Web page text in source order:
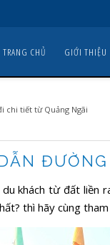
TRANG CHỦ GIỚI THIỆU
chi tiết từ Quảng Ngãi
khách từ đất
thì hãy cùng